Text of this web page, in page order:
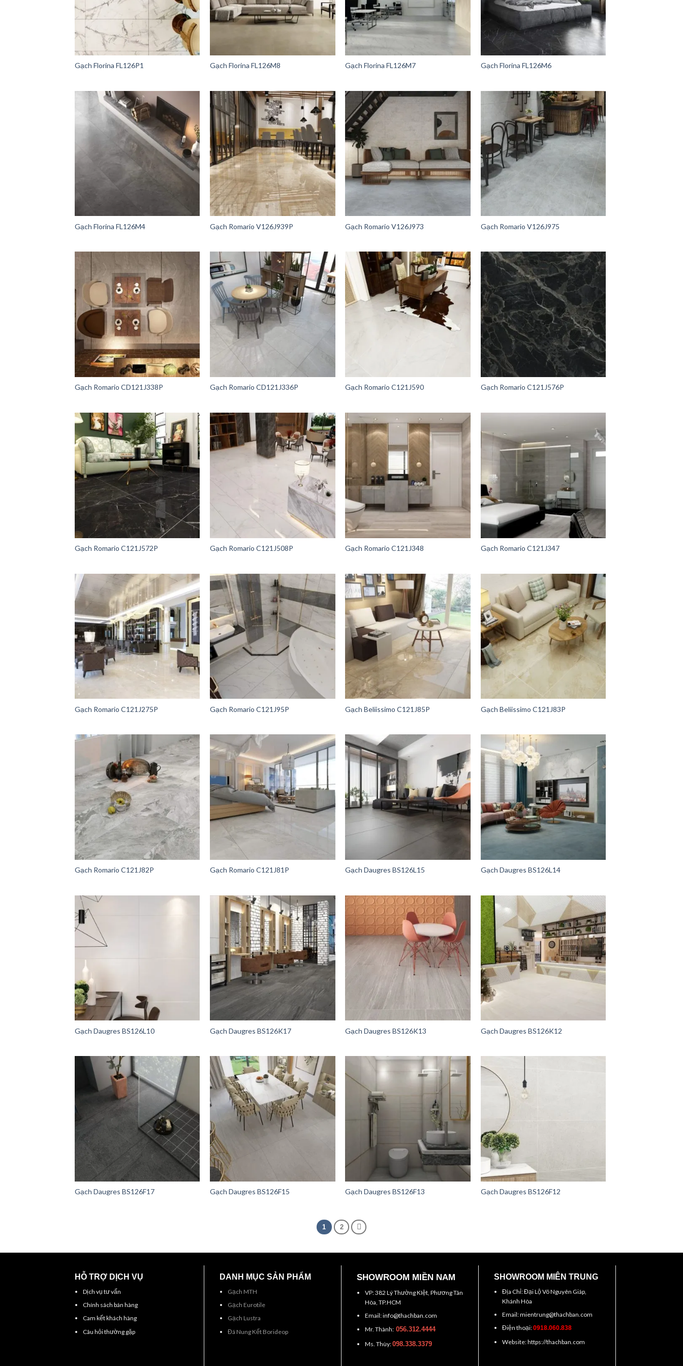
Gạch Florina FL126P1 Gạch Florina FL126M8 Gạch Florina FL126M7 Gạch Florina FL126M6
Gạch Florina FL126M4 Gạch Romario V126J939P Gạch Romario V126J973 Gạch Romario V126J975
Gạch Romario CD121J338P Gạch Romario CD121J336P Gạch Romario C121J590 Gạch Romario C121J576P
Gạch Romario C121J572P Gạch Romario C121J508P Gạch Romario C121J348 Gạch Romario C121J347
Gạch Romario C121J275P Gạch Romario C121J95P Gạch Beliissimo C121J85P Gạch Beliissimo C121J83P
Gạch Romario C121J82P Gạch Romario C121J81P Gạch Daugres BS126L15 Gạch Daugres BS126L14
Gạch Daugres BS126L10 Gạch Daugres BS126K17 Gạch Daugres BS126K13 Gạch Daugres BS126K12
Gạch Daugres BS126F17 Gạch Daugres BS126F15 Gạch Daugres BS126F13 Gạch Daugres BS126F12
1 2
HỖ TRỢ DỊCH VỤ
Dịch vụ tư vấn
Chính sách bán hàng
Cam kết khách hàng
Câu hỏi thường gặp
DANH MỤC SẢN PHẨM
Gạch MTH
Gạch Eurotile
Gạch Lustra
Đá Nung Kết Borideop
SHOWROOM MIỀN NAM
VP: 382 Lý Thường KIệt, Phương Tân
Hòa, TP.HCM
Email: info@thachban.com
Mr. Thành:056.312.4444
Ms. Thùy:098.338.3379
SHOWROOM MIÊN TRUNG
Địa Chỉ: Đại Lộ Võ Nguyên Giáp,
Khánh Hòa
Email: mientrung@thachban.com
Điện thoại:0918.060.838
Website: https://thachban.com